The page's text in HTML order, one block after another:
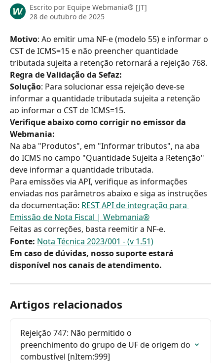
Escrito por Equipe Webmania® [JT]
28 de outubro de 2025
Motivo: Ao emitir uma NF-e (modelo 55) e informar o
CST de ICMS=15 e não preencher quantidade
tributada sujeita a retenção retornará a rejeição 768.
Regra de Validação da Sefaz:
Solução: Para solucionar essa rejeição deve-se
informar a quantidade tributada sujeita a retenção
ao informar o CST de ICMS=15.
Verifique abaixo como corrigir no emissor da
Webmania:
Na aba "Produtos", em "Informar tributos", na aba
do ICMS no campo "Quantidade Sujeita a Retenção"
deve informar a quantidade tributada.
Para emissões via API, verifique as informações
enviadas nos parâmetros abaixo e siga as instruções
da documentação: REST API de integração para
Emissão de Nota Fiscal | Webmania®
Feitas as correções, basta reemitir a NF-e.
Fonte: Nota Técnica 2023/001 - (v 1.51)
Em caso de dúvidas, nosso suporte estará
disponível nos canais de atendimento.
Artigos relacionados
Rejeição 747: Não permitido o
preenchimento do grupo de UF de origem do
combustível [nItem:999]